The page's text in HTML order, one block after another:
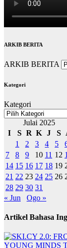
ARKIB BERITA
ARKIB BERITA
Kategori
Kategori
Julai 2025
I
S R K J S
1
2 3 4 5
7
8 9 10 11 12
14 15 16 17 18 19
21 22 23 24 25 26
28 29 30 31
« Jun
Ogo »
Artikel Bahasa